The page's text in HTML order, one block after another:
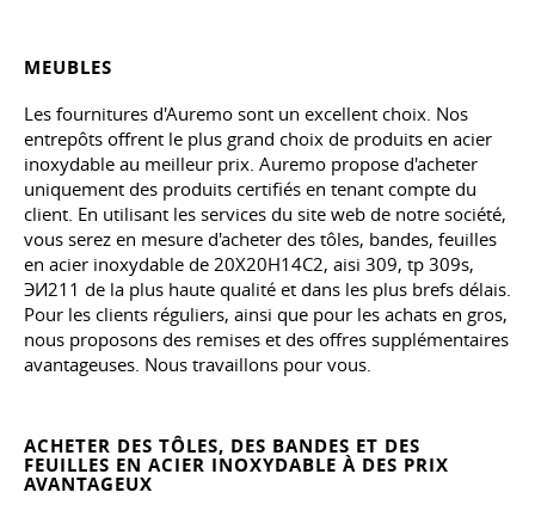
MEUBLES
Les fournitures d'Auremo sont un excellent choix. Nos
entrepôts offrent le plus grand choix de produits en acier
inoxydable au meilleur prix. Auremo propose d'acheter
uniquement des produits certifiés en tenant compte du
client. En utilisant les services du site web de notre société,
vous serez en mesure d'acheter des tôles, bandes, feuilles
en acier inoxydable de 20Х20Н14С2, aisi 309, tp 309s,
ЭИ211 de la plus haute qualité et dans les plus brefs délais.
Pour les clients réguliers, ainsi que pour les achats en gros,
nous proposons des remises et des offres supplémentaires
avantageuses. Nous travaillons pour vous.
ACHETER DES TÔLES, DES BANDES ET DES
FEUILLES EN ACIER INOXYDABLE À DES PRIX
AVANTAGEUX